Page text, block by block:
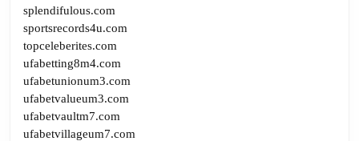
splendifulous.com
sportsrecords4u.com
topceleberites.com
ufabetting8m4.com
ufabetunionum3.com
ufabetvalueum3.com
ufabetvaultm7.com
ufabetvillageum7.com